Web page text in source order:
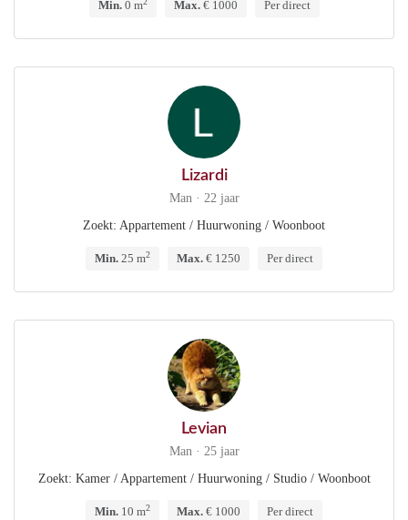
Min.0 m Max.€ 1000 Per direct
Lizardi
Man · 22 jaar
Zoekt: Appartement / Huurwoning / Woonboot
Min. 25 m2 Max. € 1250 Per direct
Levian
Man · 25 jaar
Zoekt: Kamer / Appartement / Huurwoning / Studio / Woonboot
Min. 10 m2 Max. € 1000 Per direct